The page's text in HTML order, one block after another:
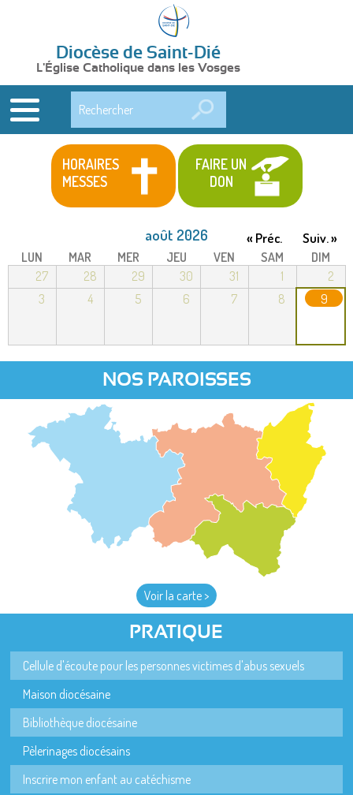
Diocèse de Saint-Dié
L'Église Catholique dans les Vosges
HORAIRES
MESSES
FAIRE UN
DON
août 2026 « Préc. Suiv. »
LUN MAR MER JEU VEN SAM
DIM
27
28 29 30 31 1
2
3
4 5 6 7 8 9
NOS PAROISSES
Voir la carte >
PRATIQUE
Cellule d'écoute pour les personnes victimes d'abus sexuels
Maison diocésaine
Bibliothèque diocésaine
Pèlerinages diocésains
Inscrire mon enfant au catéchisme